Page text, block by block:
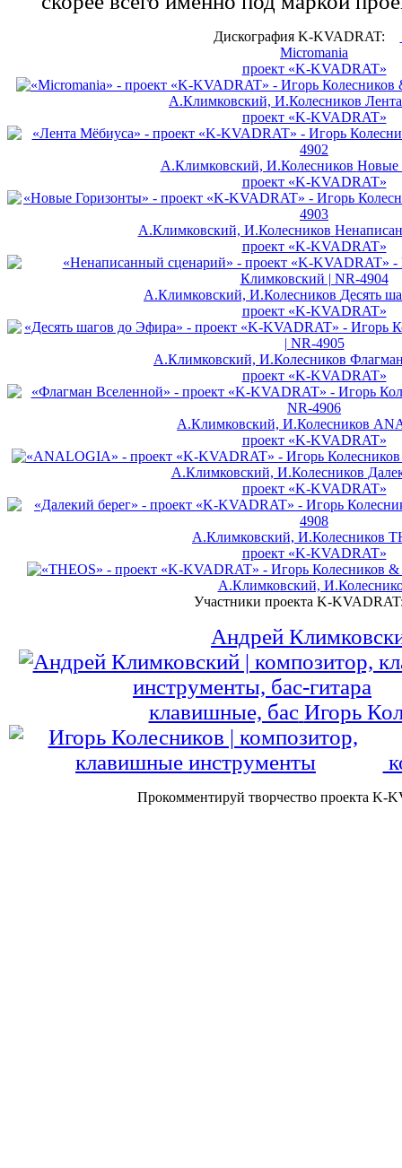
Дискография K-KVADRAT:
Micromania
проект «K-KVADRAT»
А.Климковский, И.Колесников
проект «K-KVADRAT»
А.Климковский, И.Колесников Новые
проект «K-KVADRAT»
А.Климковский, И.Колесников
проект «K-KVADRAT»
А.Климковский, И.Колесников Деcять
проект «K-KVADRAT»
А.Климковский, И.Колесников
проект «K-KVADRAT»
А.Климковский, И.Колесников
проект «K-KVADRAT»
А.Климковский, И.Колесников
проект «K-KVADRAT»
А.Климковский, И.Колесников
проект «K-KVADRAT»
А.Климковский,
Участники проекта K-
Андрей
клавишные, бас Игорь
Прокомментируй творчество проекта K-